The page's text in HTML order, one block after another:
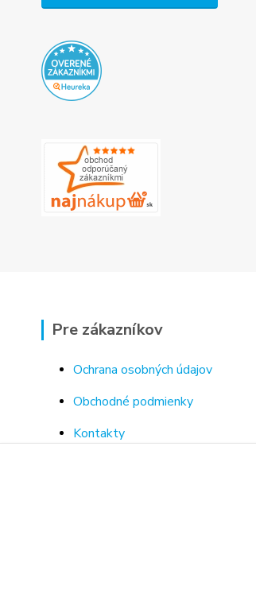
Pre zákazníkov
Ochrana osobných údajov
Obchodné podmienky
Kontakty